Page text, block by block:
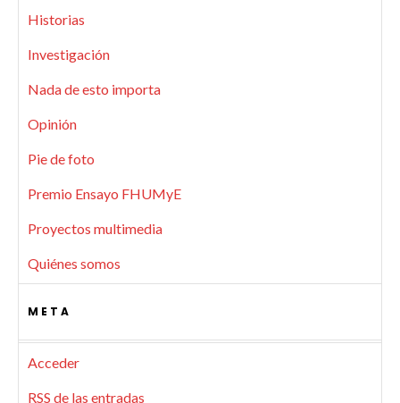
Historias
Investigación
Nada de esto importa
Opinión
Pie de foto
Premio Ensayo FHUMyE
Proyectos multimedia
Quiénes somos
META
Acceder
RSS de las entradas